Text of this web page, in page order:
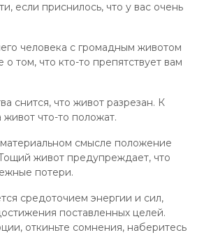
если приснилось, что у вас очень
человека с громадным животом
том, что кто-то препятствует вам
снится, что живот разрезан. К
живот что-то положат.
смысле положение
живот предупреждает, что
потери.
средоточием энергии и сил,
поставленных целей.
откиньте сомнения, наберитесь